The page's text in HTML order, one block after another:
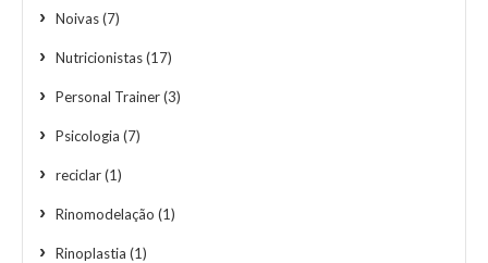
Noivas(7)
Nutricionistas(17)
Personal Trainer(3)
Psicologia (7)
reciclar(1)
Rinomodelação (1)
Rinoplastia (1)